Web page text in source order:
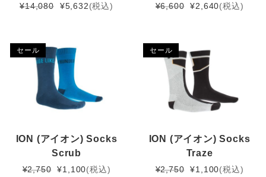
¥14,080
元
は
¥14,080
で
た。
¥5,632
現
格
は
¥5,632
す。
(税込) ¥6,600
元
は
¥6,600
た。
¥2,640
現
格
は
¥2,640
す。
(税込)
セール
ION (アイオン) Socks
Scrub
¥2,750
元
¥1,100
現
(税込)
セール
ION (アイオン) Socks
Traze
¥2,750
元
¥1,100
現
(税込)